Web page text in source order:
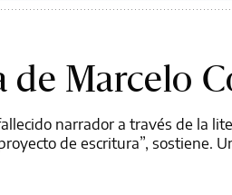
de Marcelo
narrador a través de la
de escritura”, sostiene.